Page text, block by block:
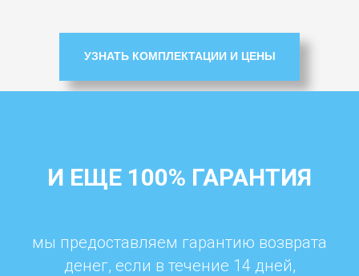
УЗНАТЬ КОМПЛЕКТАЦИИ И ЦЕНЫ
И ЕЩЕ 100% ГАРАНТИЯ
мы предоставляем гарантию возврата
денег, если в течение 14 дней,